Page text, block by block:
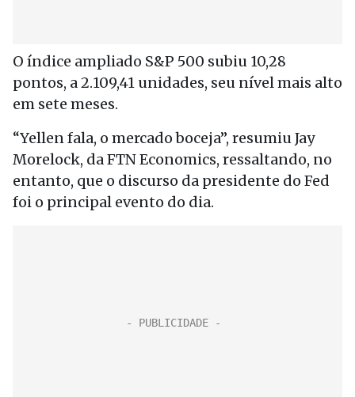
O índice ampliado S&P 500 subiu 10,28
pontos, a 2.109,41 unidades, seu nível mais alto
em sete meses.
“Yellen fala, o mercado boceja”, resumiu Jay
Morelock, da FTN Economics, ressaltando, no
entanto, que o discurso da presidente do Fed
foi o principal evento do dia.